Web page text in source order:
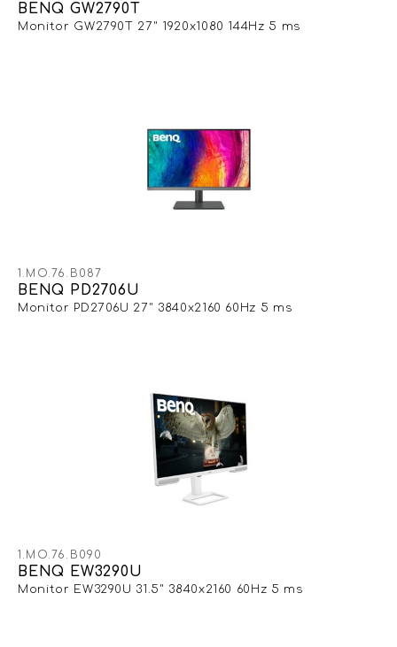
BENQ GW2790T
Monitor GW2790T 27" 1920x1080 144Hz 5 ms
1.MO.76.B087
BENQ PD2706U
Monitor PD2706U 27" 3840x2160 60Hz 5 ms
1.MO.76.B090
BENQ EW3290U
Monitor EW3290U 31.5" 3840x2160 60Hz 5 ms